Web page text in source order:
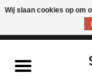
Home
Wij slaan cookies op om
ONLINE WINKEL VOOR